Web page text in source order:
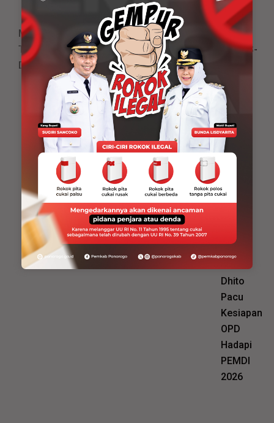
Mantapkan Standar Mutu Pelayanan, RSUD dr. Iskak
Tulungagung Jalani Survei Akreditasi Bersama LARS-
DHP
Adv
Dhito
Pacu
Kesiapan
OPD
Hadapi
PEMDI
2026